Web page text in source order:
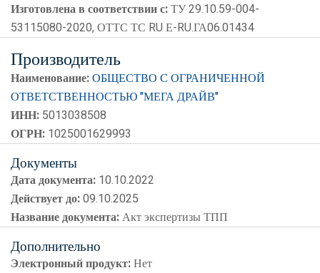
Изготовлена в соответствии с:ТУ 29.10.59-004-
53115080-2020, ОТТС ТС RU Е-RU.ГА06.01434
Производитель
Наименование:ОБЩЕСТВО С ОГРАНИЧЕННОЙ
ОТВЕТСТВЕННОСТЬЮ "МЕГА ДРАЙВ"
ИНН: 5013038508
ОГРН: 1025001629993
Документы
Дата документа: 10.10.2022
Действует до:09.10.2025
Название документа:Акт экспертизы ТПП
Дополнительно
Электронный продукт:Нет